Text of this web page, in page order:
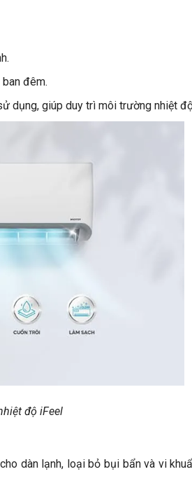
đêm.
dụng, giúp duy trì môi trường nhiệt
độ iFeel
dàn lạnh, loại bỏ bụi bẩn và vi